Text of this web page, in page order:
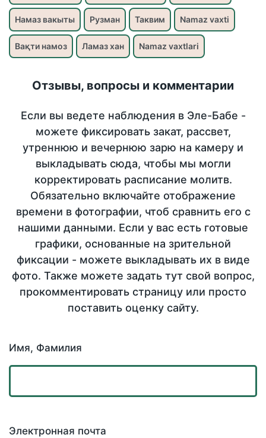
Намаз вакыты Рузман Таквим Namaz vaxti
Вақти намоз Ламаз хан Namaz vaxtlari
Отзывы, вопросы и комментарии
Если вы ведете наблюдения в Эле-Бабе -
можете фиксировать закат, рассвет,
утреннюю и вечернюю зарю на камеру и
выкладывать сюда, чтобы мы могли
корректировать расписание молитв.
Обязательно включайте отображение
времени в фотографии, чтоб сравнить его с
нашими данными. Если у вас есть готовые
графики, основанные на зрительной
фиксации - можете выкладывать их в виде
фото. Также можете задать тут свой вопрос,
прокомментировать страницу или просто
поставить оценку сайту.
Имя, Фамилия
Электронная почта